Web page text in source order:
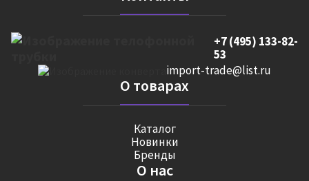
+7 (495) 133-82-
53
import-trade@list.ru
О товарах
Каталог
Новинки
Бренды
О нас